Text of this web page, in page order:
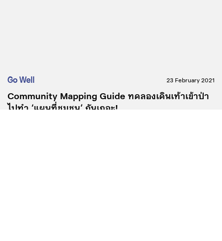
Go Well 23 February 2021
Community Mapping Guide ทดลองเดินเท้าเข้าป่า
ไปทำ ‘แผนที่ชุมชน’ กันเถอะ!